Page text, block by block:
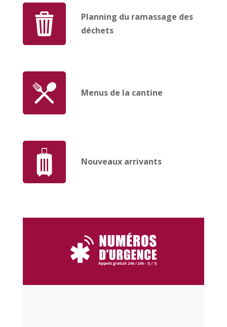
Planning du ramassage des
déchets
Menus de la cantine
Nouveaux arrivants